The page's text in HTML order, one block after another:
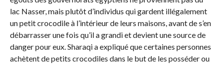
lac Nasser, mais plutôt d’individus qui gardent illégalement
un petit crocodile à l’intérieur de leurs maisons, avant de s’en
débarrasser une fois qu’il a grandi et devient une source de
danger pour eux. Sharaqi a expliqué que certaines personnes
achètent de petits crocodiles dans le but de les posséder ou